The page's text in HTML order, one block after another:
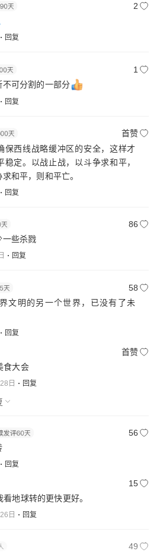
2
回复
1
可分割的一部分
回复
首赞
保西线战略缓冲区的安全，这样才
稳定。以战止战，以斗争求和平，
和平，则和平亡。
回复
86
一些杀戮
回复
58
文明的另一个世界，已没有了未
回复
首赞
食大会
日 回复
56
回复
15
地球转的更快更好。
日 回复
49